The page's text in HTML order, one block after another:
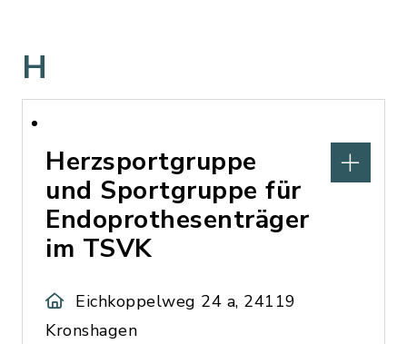
H
Herzsportgruppe
und Sportgruppe für
Endoprothesenträger
im TSVK
Eichkoppelweg 24 a, 24119
Kronshagen